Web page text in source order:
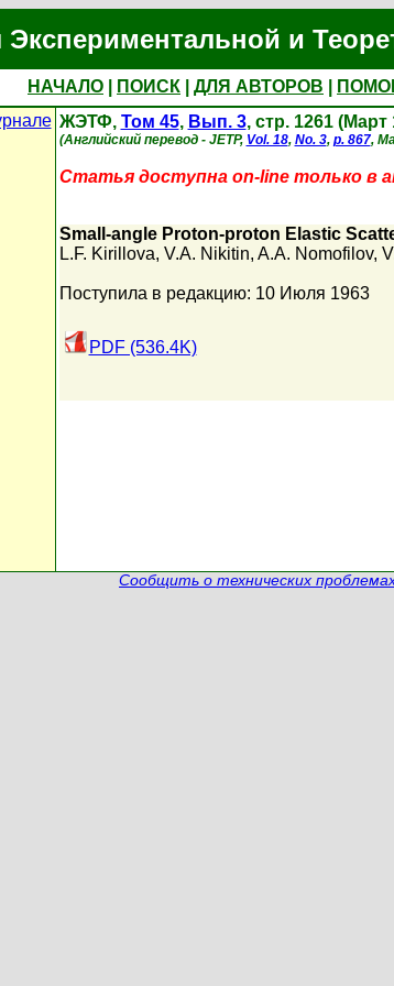
и
НАЧАЛО ПОИСК ДЛЯ АВТОРОВ
ЖЭТФ, Том 45, Вып. 3, стр. 1261 (Март
(Английский перевод - JETP, Vol. 18, No. 3, p. 867,
Статья доступна on-line только в
Small-angle Proton-proton Elastic
L.F. Kirillova, V.A. Nikitin, A.A. Nomofilov,
Поступила в редакцию: 10 Июля 1963
PDF (536.4K)
Сообщить о технических